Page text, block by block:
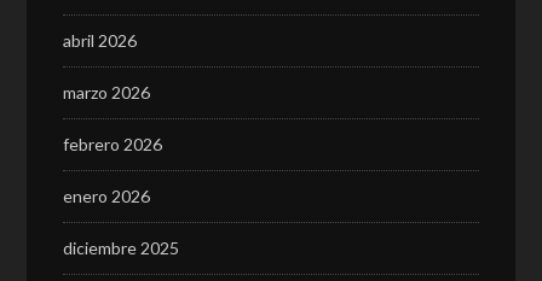
abril 2026
marzo 2026
febrero 2026
enero 2026
diciembre 2025